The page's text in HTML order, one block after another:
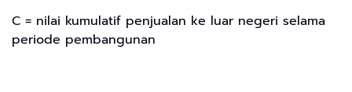
C = nilai kumulatif penjualan ke luar negeri selama
periode pembangunan